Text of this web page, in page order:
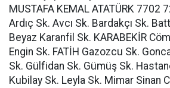
MUSTAFA KEMAL ATATÜRK 7702
Ardıç Sk. Avcı Sk. Bardakçı Sk.
Beyaz Karanfil Sk. KARABEKİR
Engin Sk. FATİH Gazozcu Sk.
Sk. Gülfidan Sk. Gümüş Sk.
Kubilay Sk. Leyla Sk. Mimar Sinan